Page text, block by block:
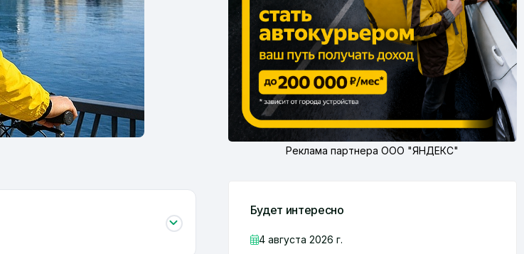
Реклама партнера ООО "ЯНДЕКС"
Будет интересно
4 августа 2026 г.